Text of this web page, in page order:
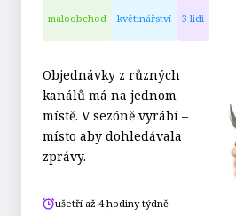
maloobchod květinářství 3 lidi
Objednávky z různých
kanálů má na jednom
místě. V sezóně vyrábí –
místo aby dohledávala
zprávy.
ušetří až 4 hodiny týdně